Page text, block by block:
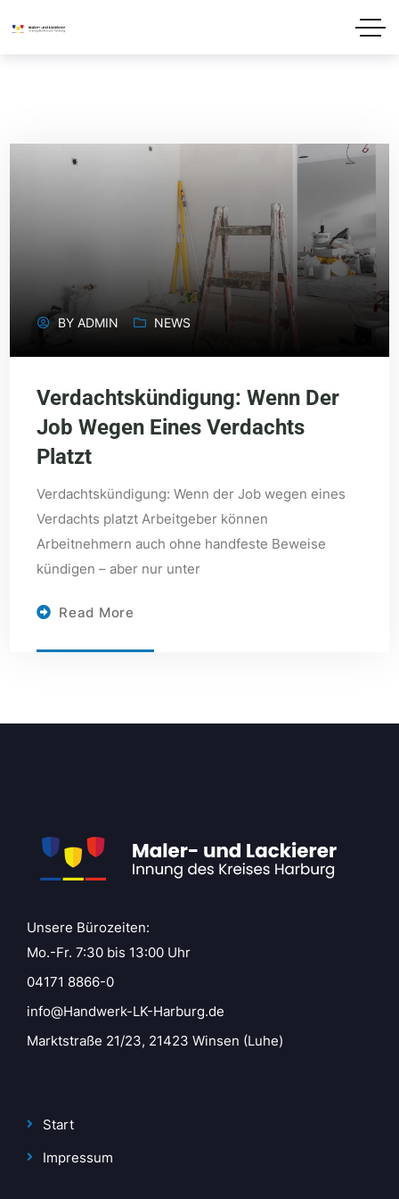
BYADMIN NEWS
Verdachtskündigung: Wenn Der
Job Wegen Eines Verdachts
Platzt
Verdachtskündigung: Wenn der Job wegen eines
Verdachts platzt Arbeitgeber können
Arbeitnehmern auch ohne handfeste Beweise
kündigen – aber nur unter
Read More
Unsere Bürozeiten:
Mo.-Fr. 7:30 bis 13:00 Uhr
04171 8866-0
info@Handwerk-LK-Harburg.de
Marktstraße 21/23, 21423 Winsen (Luhe)
Start
Impressum